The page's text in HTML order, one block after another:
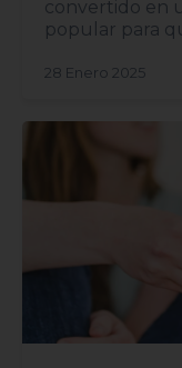
convertido en
popular para
28 Enero 2025